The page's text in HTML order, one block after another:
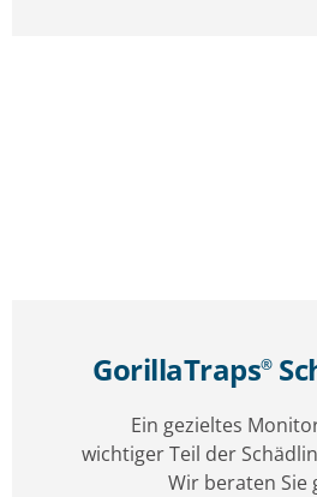
GorillaTraps®
Ein gezieltes
wichtiger Teil der
Wir beraten Sie